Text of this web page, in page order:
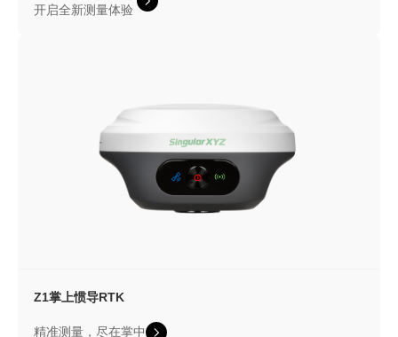
开启全新测量体验
Z1掌上惯导RTK
精准测量，尽在掌中